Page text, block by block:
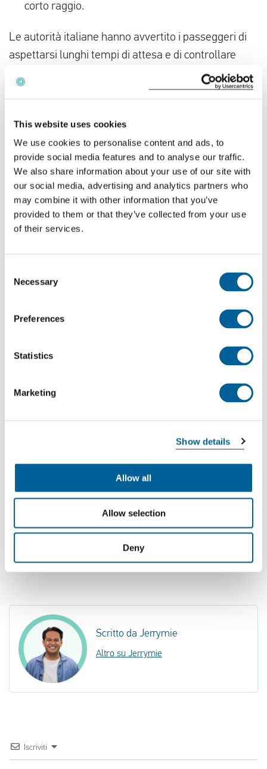
This website uses cookies
We use cookies to personalise content and ads, to
provide social media features and to analyse our traffic.
We also share information about your use of our site with
our social media, advertising and analytics partners who
may combine it with other information that you’ve
provided to them or that they’ve collected from your use
of their services.
Selection
Necessary
Preferences
Statistics
Marketing
Show details
Allow all
Allow selection
Deny
corto raggio.
Le autorità italiane hanno avvertito i passeggeri di
aspettarsi lunghi tempi di attesa e di controllare
frequentemente gli aggiornamenti sui voli. Per
legge, i cosiddetti "voli garantiti" devono continuare a
ma è probabile che si verifichino disagi diffusi.
Ho diritto a un risarcimento?
Ai sensi del Regolamento UE 261/2004, lo sciopero
del personale aeroportuale o di sicurezza è
considerato uno sciopero di terzi, che le compagnie
dell'adesione allo sciopero da parte del personale
o il personale di terra), potreste avere diritto a un
Indipendentemente dalla causa, i passeggeri hanno
La prenotazione di un volo alternativo o
Se volete verificare se il vostro caso ha i requisiti per
essere risarcito, potete utilizzare il calcolatore
Scritto da Jerrymie
Altro su Jerrymie
Iscriviti